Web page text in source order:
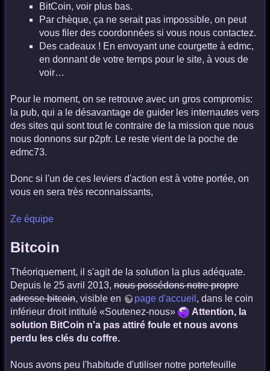
BitCoin, voir plus bas.
Par chèque, ça ne serait pas impossible, on peut
vous filer des coordonnées si vous nous contactez.
Des cadeaux ! En envoyant une courgette à edmc,
en donnant de votre temps pour le site, à vous de
voir…
Pour le moment, on se retrouve avec un gros compromis:
la pub, qui a le désavantage de guider les internautes vers
des sites qui sont tout le contraire de la mission que nous
nous donnons sur p2pfr. Le reste vient de la poche de
edmc73.
Donc si l'un de ces leviers d'action est à votre portée, on
vous en sera très reconnaissants,
Ze équipe
Bitcoin
Théoriquement, il s'agit de la solution la plus adéquate.
Depuis le 25 avril 2013, nous possédons notre propre
adresse bitcoin, visible en page d'accueil , dans le coin
inférieur droit intitulé «Soutenez-nous»
Attention, la
solution BitCoin n'a pas attiré foule et nous avons
perdu les clés du coffre.
Nous avons peu l'habitude d'utiliser notre portefeuille